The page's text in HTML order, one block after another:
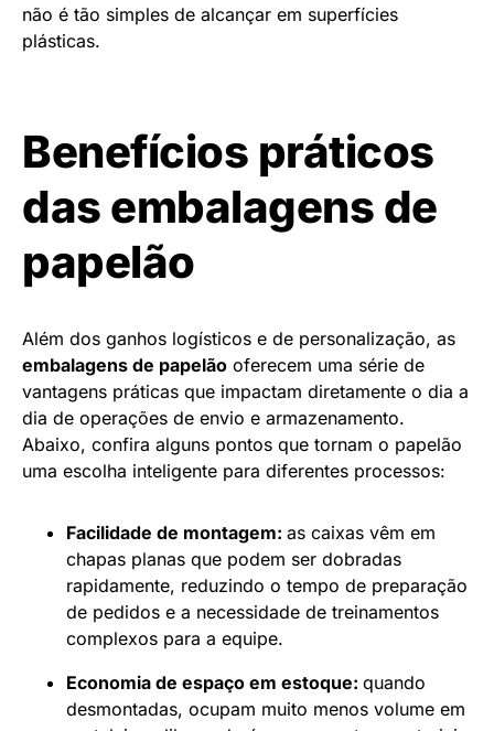
não é tão simples de alcançar em superfícies
plásticas.
Benefícios práticos
das embalagens de
papelão
Além dos ganhos logísticos e de personalização, as
embalagens de papelão oferecem uma série de
vantagens práticas que impactam diretamente o dia a
dia de operações de envio e armazenamento.
Abaixo, confira alguns pontos que tornam o papelão
uma escolha inteligente para diferentes processos:
Facilidade de montagem: as caixas vêm em
chapas planas que podem ser dobradas
rapidamente, reduzindo o tempo de preparação
de pedidos e a necessidade de treinamentos
complexos para a equipe.
Economia de espaço em estoque: quando
desmontadas, ocupam muito menos volume em